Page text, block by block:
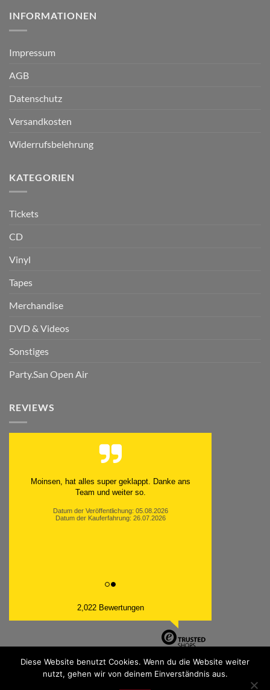
INFORMATIONEN
Impressum
AGB
Datenschutz
Versandkosten
Widerrufsbelehrung
KATEGORIEN
Tickets
CD
Vinyl
Tapes
Merchandise
DVD & Videos
Sonstiges
Party.San Open Air
REVIEWS
Moinsen, hat alles super geklappt. Danke ans
Team und weiter so.
Datum der Veröffentlichung: 05.08.2026
Datum der Kauferfahrung: 26.07.2026
2,022 Bewertungen
Diese Website benutzt Cookies. Wenn du die Website weiter
nutzt, gehen wir von deinem Einverständnis aus.